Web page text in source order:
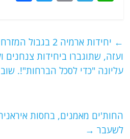
s
A
p
g
ra
m
l
er
e
b
o
k
←
יחידות ארמיה 2
ועזה, שתוגברו ביחידות צנחנים
עליונה "כדי לסכל הברחות"!.
החות'ים מאמנים, בחסות
לשעבר →